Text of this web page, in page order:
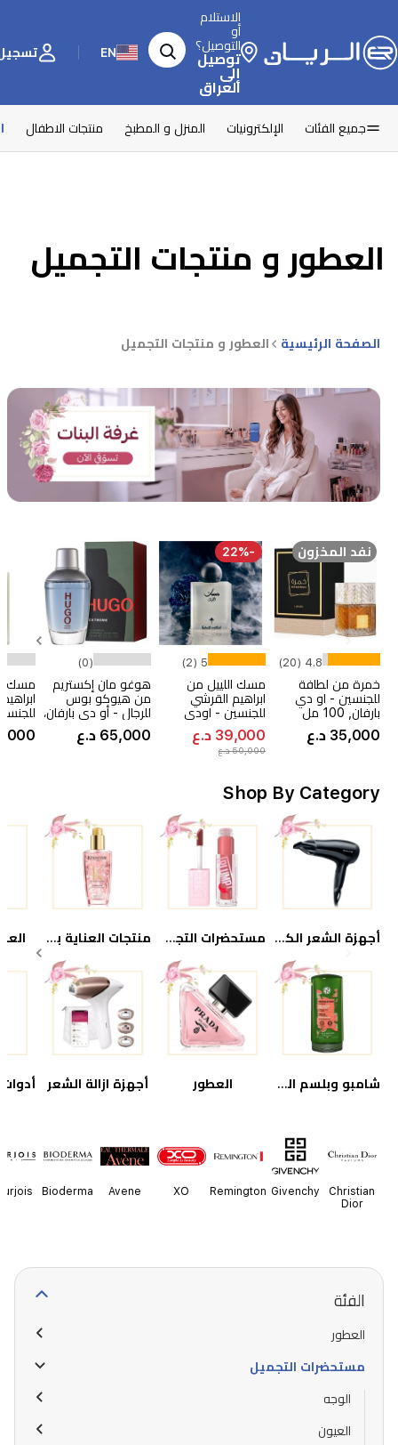
الاستلام
أو
التوصيل؟
توصيل
إلى
العراق
EN تسجيل
جميع الفئات الإلكترونيات المنزل و المطبخ منتجات الاطفال
العطور و منتجات التجميل
الصفحة الرئيسية العطور و منتجات التجميل
نفد المخزون
4.8 (20)
خمرة من لطافة
للجنسين - او دي
بارفان, 100 مل
35,000 د.ع
-22%
5 (2)
مسك اللييل من
ابراهيم القرشي
للجنسين - اودي
بارفان, 75 مل
39,000 د.ع
50,000 د.ع
(0)
هوغو مان إكستريم
من هيوكو بوس
للرجال - أو دي بارفان،
75 مل
65,000 د.ع
مسك
بارفان, 75 مل
47,000
1
of
Shop By Category
أجهزة الشعر الكهربائية
شامبو وبلسم الشعر
مستحضرات التجميل
العطور
منتجات العناية بالشعر
أجهزة ازالة الشعر
4
Christian
Dior
Givenchy
Remington
XO
Avene
Bioderma
الفئة
العطور
مستحضرات التجميل
الوجه
العيون